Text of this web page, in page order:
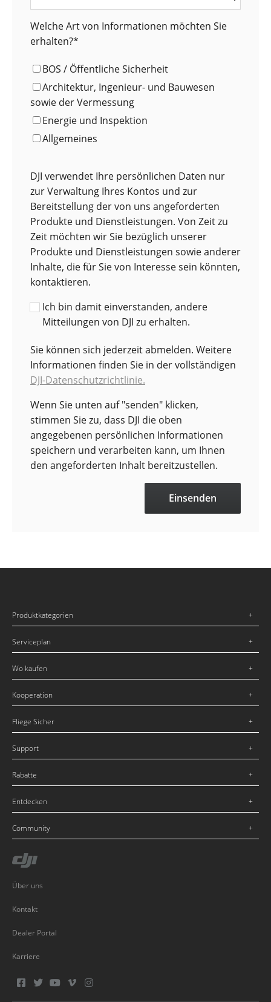
Welche Art von Informationen möchten Sie
erhalten?*
BOS / Öffentliche Sicherheit
Architektur, Ingenieur- und Bauwesen
sowie der Vermessung
Energie und Inspektion
Allgemeines
DJI verwendet Ihre persönlichen Daten nur
zur Verwaltung Ihres Kontos und zur
Bereitstellung der von uns angeforderten
Produkte und Dienstleistungen. Von Zeit zu
Zeit möchten wir Sie bezüglich unserer
Produkte und Dienstleistungen sowie anderer
Inhalte, die für Sie von Interesse sein könnten,
kontaktieren.
Ich bin damit einverstanden, andere
Mitteilungen von DJI zu erhalten.
Sie können sich jederzeit abmelden. Weitere
Informationen finden Sie in der vollständigen
DJI-Datenschutzrichtlinie.
Wenn Sie unten auf "senden" klicken,
stimmen Sie zu, dass DJI die oben
angegebenen persönlichen Informationen
speichern und verarbeiten kann, um Ihnen
den angeforderten Inhalt bereitzustellen.
Produktkategorien
Serviceplan
Wo kaufen
Kooperation
Fliege Sicher
Support
Rabatte
Entdecken
Community
Über uns
Kontakt
Dealer Portal
Karriere